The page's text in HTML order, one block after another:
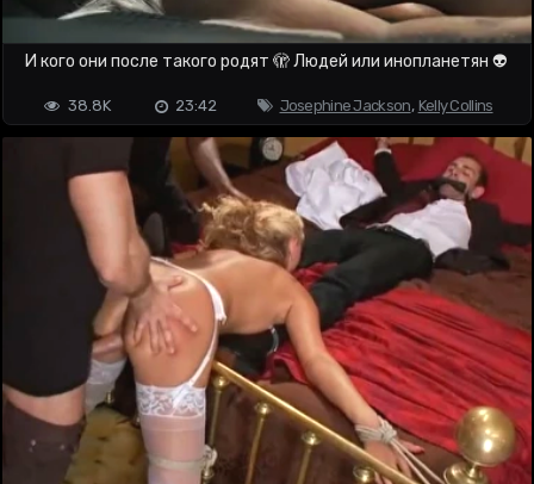
И кого они после такого родят 🫣 Людей или инопланетян 👽
Josephine Jackson, Kelly Collins
23:42
38.8K